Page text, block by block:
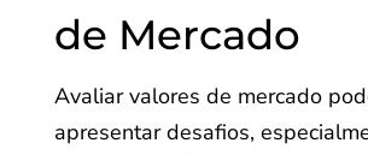
de Mercado
Avaliar valores de mercado
apresentar desafios,